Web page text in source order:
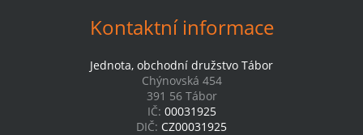
Kontaktní informace
Jednota, obchodní družstvo Tábor
Chýnovská 454
391 56 Tábor
IČ: 00031925
DIČ: CZ00031925